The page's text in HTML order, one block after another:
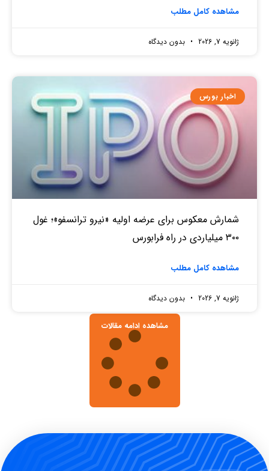
مشاهده کامل مطلب
ژانویه 7, 2026 بدون دیدگاه
اخبار بورس
شمارش معکوس برای عرضه اولیه «نیرو ترانسفو»؛ غول
۳۰۰ میلیاردی در راه فرابورس
مشاهده کامل مطلب
ژانویه 7, 2026 بدون دیدگاه
مشاهده ادامه مقالات